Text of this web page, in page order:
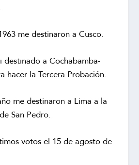
me destinaron a Cusco.
destinado a Cochabamba-
hacer la Tercera Probación.
me destinaron a Lima a la
San Pedro.
votos el 15 de agosto de